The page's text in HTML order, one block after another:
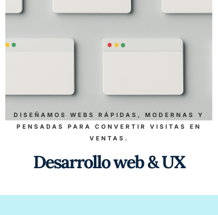
DISEÑAMOS WEBS RÁPIDAS, MODERNAS Y
PENSADAS PARA CONVERTIR VISITAS EN
VENTAS.
Desarrollo web & UX